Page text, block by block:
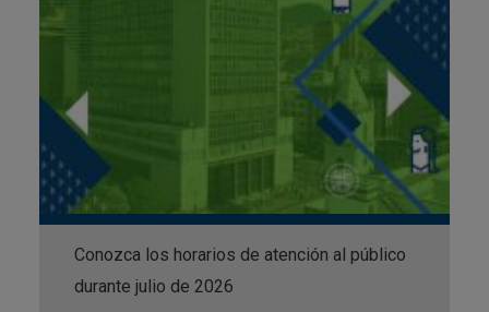
Conozca los horarios de atención al público
durante julio de 2026